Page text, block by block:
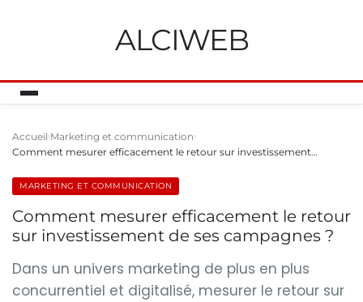
ALCIWEB
Accueil Marketing et communication
Comment mesurer efficacement le retour sur investissement…
MARKETING ET COMMUNICATION
Comment mesurer efficacement le retour
sur investissement de ses campagnes ?
Dans un univers marketing de plus en plus
concurrentiel et digitalisé, mesurer le retour sur